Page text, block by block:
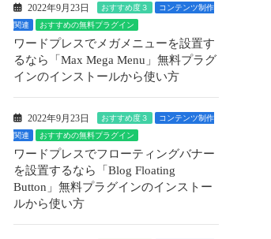
2022年9月23日 おすすめ度３
コンテンツ制作
関連
おすすめの無料プラグイン
ワードプレスでメガメニューを設置す
るなら「Max Mega Menu」無料プラグ
インのインストールから使い方
2022年9月23日 おすすめ度３
コンテンツ制作
関連
おすすめの無料プラグイン
ワードプレスでフローティングバナー
を設置するなら「Blog Floating
Button」無料プラグインのインストー
ルから使い方